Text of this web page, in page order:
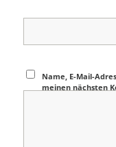
Name, E-Mail-
meinen nächsten